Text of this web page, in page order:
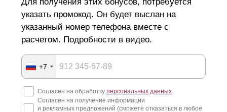
указать промокод. Он будет выслан на
указанный номер телефона вместе с
расчетом. Подробности в видео.
+7
Согласен на обработку персональных данных
Согласен на получение информации
и рекламных предложений (сможете отказаться в любое